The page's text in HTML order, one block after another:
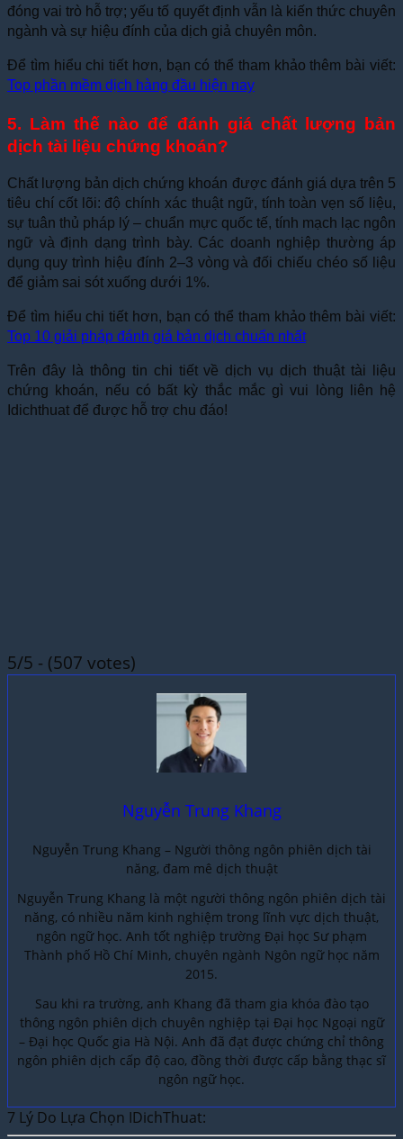
đóng vai trò hỗ trợ; yếu tố quyết định vẫn là kiến thức chuyên
ngành và sự hiệu đính của dịch giả chuyên môn.
Để tìm hiểu chi tiết hơn, bạn có thể tham khảo thêm bài viết:
Top phần mềm dịch hàng đầu hiện nay
5. Làm thế nào để đánh giá chất lượng bản
dịch tài liệu chứng khoán?
Chất lượng bản dịch chứng khoán được đánh giá dựa trên 5
tiêu chí cốt lõi: độ chính xác thuật ngữ, tính toàn vẹn số liệu,
sự tuân thủ pháp lý – chuẩn mực quốc tế, tính mạch lạc ngôn
ngữ và định dạng trình bày. Các doanh nghiệp thường áp
dụng quy trình hiệu đính 2–3 vòng và đối chiếu chéo số liệu
để giảm sai sót xuống dưới 1%.
Để tìm hiểu chi tiết hơn, bạn có thể tham khảo thêm bài viết:
Top 10 giải pháp đánh giá bản dịch chuẩn nhất
Trên đây là thông tin chi tiết về dịch vụ dịch thuật tài liệu
chứng khoán, nếu có bất kỳ thắc mắc gì vui lòng liên hệ
Idichthuat để được hỗ trợ chu đáo!
5/5 - (507 votes)
Nguyễn Trung Khang
Nguyễn Trung Khang – Người thông ngôn phiên dịch tài
năng, đam mê dịch thuật
Nguyễn Trung Khang là một người thông ngôn phiên dịch tài
năng, có nhiều năm kinh nghiệm trong lĩnh vực dịch thuật,
ngôn ngữ học. Anh tốt nghiệp trường Đại học Sư phạm
Thành phố Hồ Chí Minh, chuyên ngành Ngôn ngữ học năm
2015.
Sau khi ra trường, anh Khang đã tham gia khóa đào tạo
thông ngôn phiên dịch chuyên nghiệp tại Đại học Ngoại ngữ
– Đại học Quốc gia Hà Nội. Anh đã đạt được chứng chỉ thông
ngôn phiên dịch cấp độ cao, đồng thời được cấp bằng thạc sĩ
ngôn ngữ học.
7 Lý Do Lựa Chọn IDichThuat: